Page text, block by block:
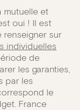
mutuelle et
oui ! Il est
renseigner sur
individuelles
de
les garanties,
par les
le
France